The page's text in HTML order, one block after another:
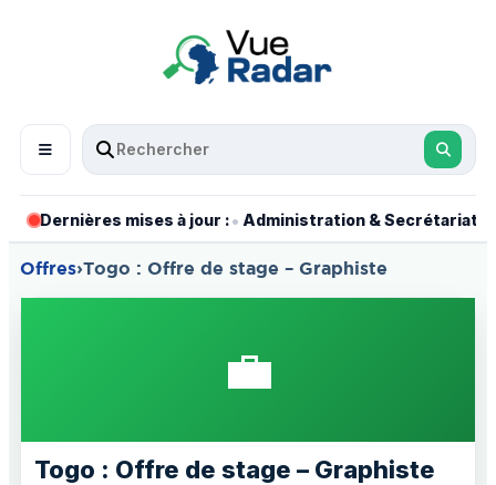
Dernières mises à jour :• Administration & Secrétariat
Offres›Togo : Offre de stage – Graphiste
💼
Togo : Offre de stage – Graphiste